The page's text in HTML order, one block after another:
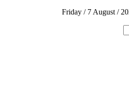
Friday / 7 August /